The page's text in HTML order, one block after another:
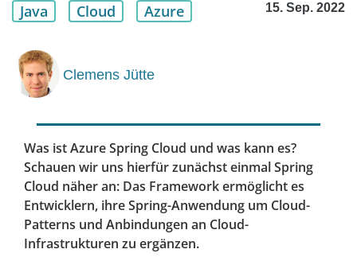
Java Cloud Azure 15. Sep. 2022
Clemens Jütte
Was ist Azure Spring Cloud und was kann es?
Schauen wir uns hierfür zunächst einmal Spring
Cloud näher an: Das Framework ermöglicht es
Entwicklern, ihre Spring-Anwendung um Cloud-
Patterns und Anbindungen an Cloud-
Infrastrukturen zu ergänzen.